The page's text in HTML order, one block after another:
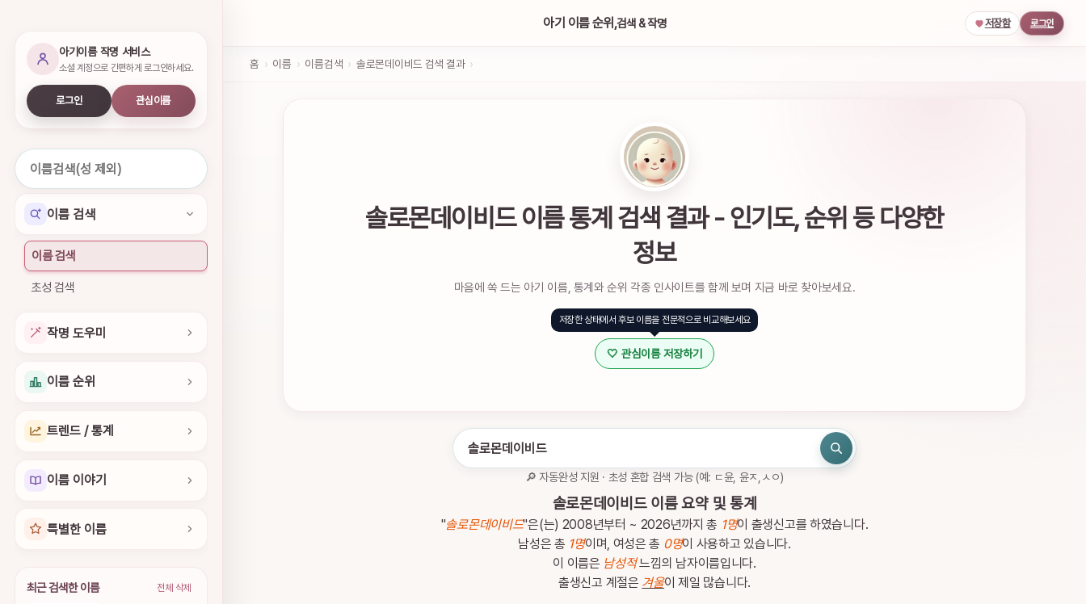
아기이름 작명 서비스
소셜 계정으로 간편하게 로그인하세요.
로그인 관심이름
이름 검색
이름 검색
초성 검색
작명 도우미
이름 순위
트렌드 / 통계
이름 이야기
특별한 이름
최근 검색한 이름 전체 삭제
아기 이름 순위,검색 & 작명 저장함 로그인
홈 › 이름 › 이름검색 › 솔로몬데이비드 검색 결과 ›
솔로몬데이비드 이름 통계 검색 결과 - 인기도, 순위 등 다양한
정보
마음에 쏙 드는 아기 이름, 통계와 순위 각종 인사이트를 함께 보며 지금 바로 찾아보세요.
저장한 상태에서 후보 이름을 전문적으로 비교해보세요
🤍 관심이름 저장하기
🔎 자동완성 지원 · 초성 혼합 검색 가능 (예: ㄷ윤, 윤ㅈ,ㅅㅇ)
솔로몬데이비드 이름 요약 및 통계
"솔로몬데이비드"은(는) 2008년부터 ~ 2026년까지 총 1명이 출생신고를 하였습니다.
남성은 총 1명이며, 여성은 총 0명이 사용하고 있습니다.
이 이름은 남성적느낌의 남자이름입니다.
출생신고 계절은 겨울이 제일 많습니다.